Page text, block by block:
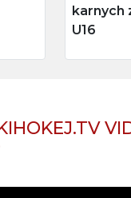
karnych
U16